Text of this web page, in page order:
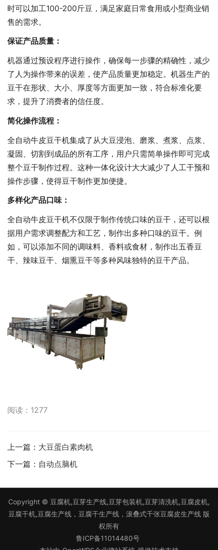
时可以加工100-200斤豆，满足家庭日常食用或小型商业销
售的需求‌。
‌保证产品质量‌：
机器通过预设程序进行操作，确保每一步骤的精确性，减少
了人为操作带来的误差，使产品质量更加稳定。机器生产的
豆干在形状、大小、厚度等方面更加一致，符合标准化要
求，提升了消费者的信任度‌。
‌简化操作流程‌：
全自动牛皮豆干机集成了从大豆浸泡、磨浆、煮浆、点浆、
凝固、切割到成品的所有工序，用户只需简单操作即可完成
整个豆干制作过程。这种一体化设计大大减少了人工干预和
操作步骤，使得豆干制作更加便捷‌。
‌多样化产品口味‌：
全自动牛皮豆干机不仅限于制作传统口味的豆干，还可以根
据用户需求调整配方和工艺，制作出多种口味的豆干。例
如，可以添加不同的调味料、香料或食材，制作出五香豆
干、辣味豆干、烟熏豆干等多种风味独特的豆干产品‌。
阅读：1277
上一篇： 大豆蛋白素肉机
下一篇： 自动点脑机
Copyright © 豆腐机,豆芽生产线,豆芽包装机,豆芽清洗机,豆腐皮机,
豆腐干机,豆腐生产线，豆腐干生产线，滚叠式千张豆腐皮生产线 版
权所有
鲁ICP备11014480号